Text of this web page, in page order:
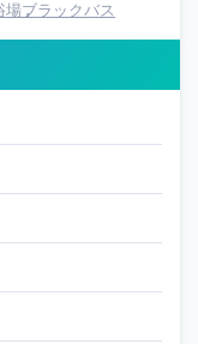
場ブラックバス